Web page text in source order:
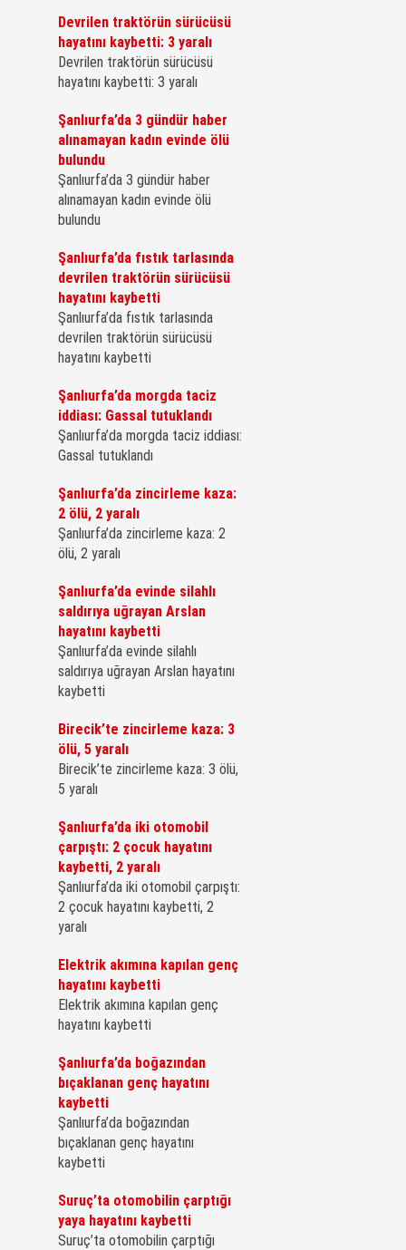
Devrilen traktörün sürücüsü
hayatını kaybetti: 3 yaralı
Devrilen traktörün sürücüsü
hayatını kaybetti: 3 yaralı
Şanlıurfa’da 3 gündür haber
alınamayan kadın evinde ölü
bulundu
Şanlıurfa’da 3 gündür haber
alınamayan kadın evinde ölü
bulundu
Şanlıurfa’da fıstık tarlasında
devrilen traktörün sürücüsü
hayatını kaybetti
Şanlıurfa’da fıstık tarlasında
devrilen traktörün sürücüsü
hayatını kaybetti
Şanlıurfa’da morgda taciz
iddiası: Gassal tutuklandı
Şanlıurfa’da morgda taciz iddiası:
Gassal tutuklandı
Şanlıurfa’da zincirleme kaza:
2 ölü, 2 yaralı
Şanlıurfa’da zincirleme kaza: 2
ölü, 2 yaralı
Şanlıurfa’da evinde silahlı
saldırıya uğrayan Arslan
hayatını kaybetti
Şanlıurfa’da evinde silahlı
saldırıya uğrayan Arslan hayatını
kaybetti
Birecik’te zincirleme kaza: 3
ölü, 5 yaralı
Birecik’te zincirleme kaza: 3 ölü,
5 yaralı
Şanlıurfa’da iki otomobil
çarpıştı: 2 çocuk hayatını
kaybetti, 2 yaralı
Şanlıurfa’da iki otomobil çarpıştı:
2 çocuk hayatını kaybetti, 2
yaralı
Elektrik akımına kapılan genç
hayatını kaybetti
Elektrik akımına kapılan genç
hayatını kaybetti
Şanlıurfa’da boğazından
bıçaklanan genç hayatını
kaybetti
Şanlıurfa’da boğazından
bıçaklanan genç hayatını
kaybetti
Suruç’ta otomobilin çarptığı
yaya hayatını kaybetti
Suruç’ta otomobilin çarptığı